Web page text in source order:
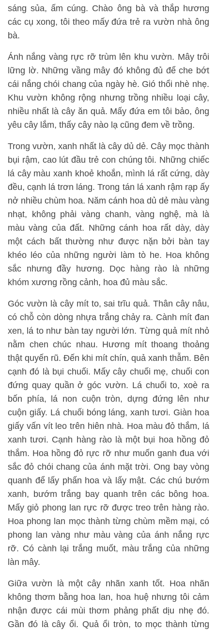
sáng sủa, ấm cúng. Chào ông bà và thắp hương
các cụ xong, tôi theo mấy đứa trẻ ra vườn nhà ông
bà.
Ánh nắng vàng rực rỡ trùm lên khu vườn. Mây trôi
lững lờ. Những vầng mây đó không đủ để che bớt
cái nắng chói chang của ngày hè. Gió thổi nhè nhẹ.
Khu vườn không rộng nhưng trồng nhiều loại cây,
nhiều nhất là cây ăn quả. Mấy đứa em tôi bảo, ông
yêu cây lắm, thấy cây nào lạ cũng đem về trồng.
Trong vườn, xanh nhất là cây dủ dẻ. Cây mọc thành
bụi rậm, cao lút đầu trẻ con chúng tôi. Những chiếc
lá cây màu xanh khoẻ khoắn, mình lá rất cứng, dày
đều, cạnh lá trơn láng. Trong tán lá xanh rậm rạp ấy
nở nhiều chùm hoa. Năm cánh hoa dủ dẻ màu vàng
nhạt, không phải vàng chanh, vàng nghệ, mà là
màu vàng của đất. Những cánh hoa rất dày, dày
một cách bất thường như được nặn bởi bàn tay
khéo léo của những người làm tò he. Hoa không
sắc nhưng đầy hương. Dọc hàng rào là những
khóm xương rồng cảnh, hoa đủ màu sắc.
Góc vườn là cây mít to, sai trĩu quả. Thân cây nâu,
có chỗ còn dòng nhựa trắng chảy ra. Cành mít đan
xen, lá to như bàn tay người lớn. Từng quả mít nhỏ
nằm chen chúc nhau. Hương mít thoang thoảng
thật quyến rũ. Đến khi mít chín, quả xanh thẫm. Bên
cạnh đó là bụi chuối. Mấy cây chuối mẹ, chuối con
đứng quay quần ở góc vườn. Lá chuối to, xoè ra
bốn phía, lá non cuộn tròn, dựng đứng lên như
cuộn giấy. Lá chuối bóng láng, xanh tươi. Giàn hoa
giấy vấn vít leo trên hiên nhà. Hoa màu đỏ thắm, lá
xanh tươi. Cạnh hàng rào là một bụi hoa hồng đỏ
thắm. Hoa hồng đỏ rực rỡ như muốn ganh đua với
sắc đỏ chói chang của ánh mặt trời. Ong bay vòng
quanh để lấy phấn hoa và lấy mật. Các chú bướm
xanh, bướm trắng bay quanh trên các bông hoa.
Mấy giỏ phong lan rực rỡ được treo trên hàng rào.
Hoa phong lan mọc thành từng chùm mềm mại, có
phong lan vàng như màu vàng của ánh nắng rực
rỡ. Có cành lại trắng muốt, màu trắng của những
làn mây.
Giữa vườn là một cây nhãn xanh tốt. Hoa nhãn
không thơm bằng hoa lan, hoa huệ nhưng tôi cảm
nhận được cái mùi thơm phảng phất dịu nhẹ đó.
Gần đó là cây ổi. Quả ổi tròn, to mọc thành từng